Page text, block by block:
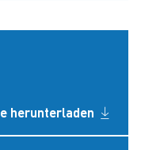
herunterladen